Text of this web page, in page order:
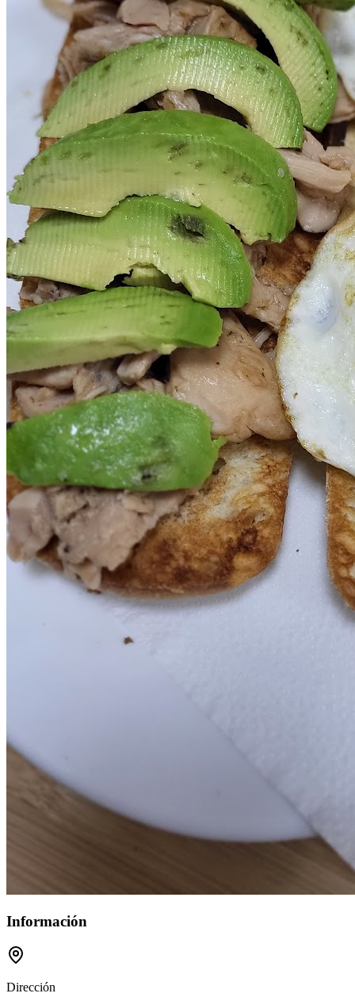
Información
Dirección